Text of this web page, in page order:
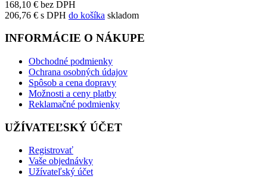
168,10 € bez DPH
206,76 € s DPH do košíka skladom
INFORMÁCIE O NÁKUPE
Obchodné podmienky
Ochrana osobných údajov
Spôsob a cena dopravy
Možnosti a ceny platby
Reklamačné podmienky
UŽÍVATEĽSKÝ ÚČET
Registrovať
Vaše objednávky
Užívateľský účet